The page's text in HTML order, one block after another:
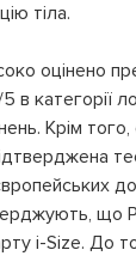
тіла.
оцінено
категорії
Крім
що
i-Size. До